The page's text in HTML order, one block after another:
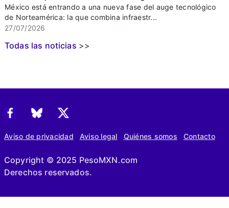
México está entrando a una nueva fase del auge tecnológico
de Norteamérica: la que combina infraestr...
27/07/2026
Todas las noticias >>
Aviso de privacidad Aviso legal Quiénes somos Contacto
Copyright © 2025 PesoMXN.com
Derechos reservados.